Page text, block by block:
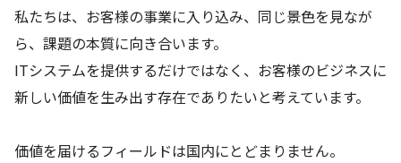
私たちは、お客様の事業に入り込み、同じ景色を見なが
ら、課題の本質に向き合います。
ITシステムを提供するだけではなく、お客様のビジネスに
新しい価値を生み出す存在でありたいと考えています。
価値を届けるフィールドは国内にとどまりません。